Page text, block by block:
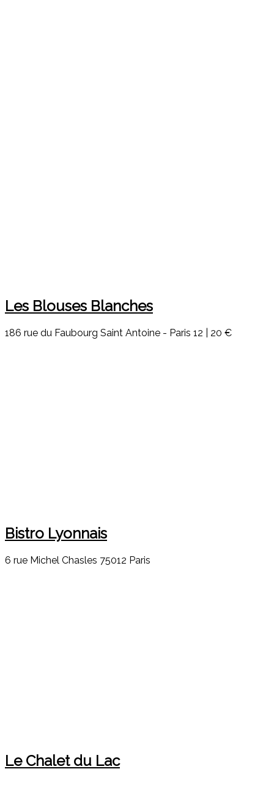
Les Blouses Blanches
186 rue du Faubourg Saint Antoine - Paris 12 20 €
Bistro Lyonnais
6 rue Michel Chasles 75012 Paris
Le Chalet du Lac